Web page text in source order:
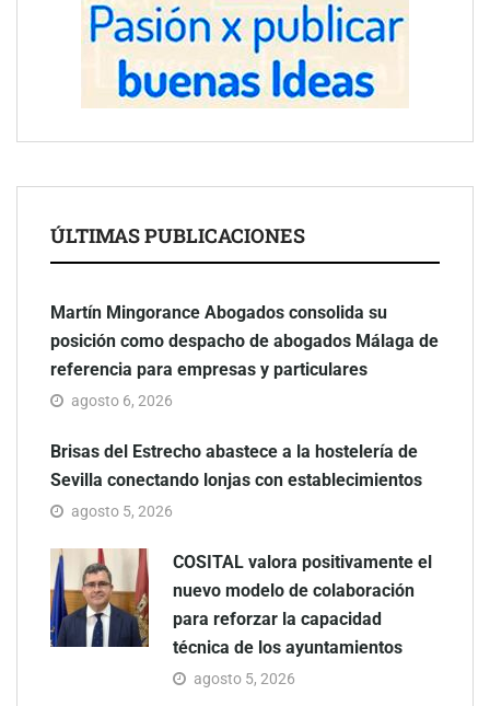
ÚLTIMAS PUBLICACIONES
Martín Mingorance Abogados consolida su
posición como despacho de abogados Málaga de
referencia para empresas y particulares
agosto 6, 2026
Brisas del Estrecho abastece a la hostelería de
Sevilla conectando lonjas con establecimientos
agosto 5, 2026
COSITAL valora positivamente el
nuevo modelo de colaboración
para reforzar la capacidad
técnica de los ayuntamientos
agosto 5, 2026